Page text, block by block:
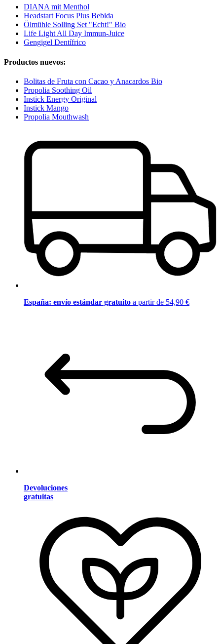
DIANA mit Menthol
Headstart Focus Plus Bebida
Ölmühle Solling Set "Echt!" Bio
Life Light All Day Immun-Juice
Gengigel Dentífrico
Productos nuevos:
Bolitas de Fruta con Cacao y Anacardos Bio
Propolia Soothing Oil
Instick Energy Original
Instick Mango
Propolia Mouthwash
España: envío estándar gratuito a partir de 54,90 €
Devoluciones
gratuitas